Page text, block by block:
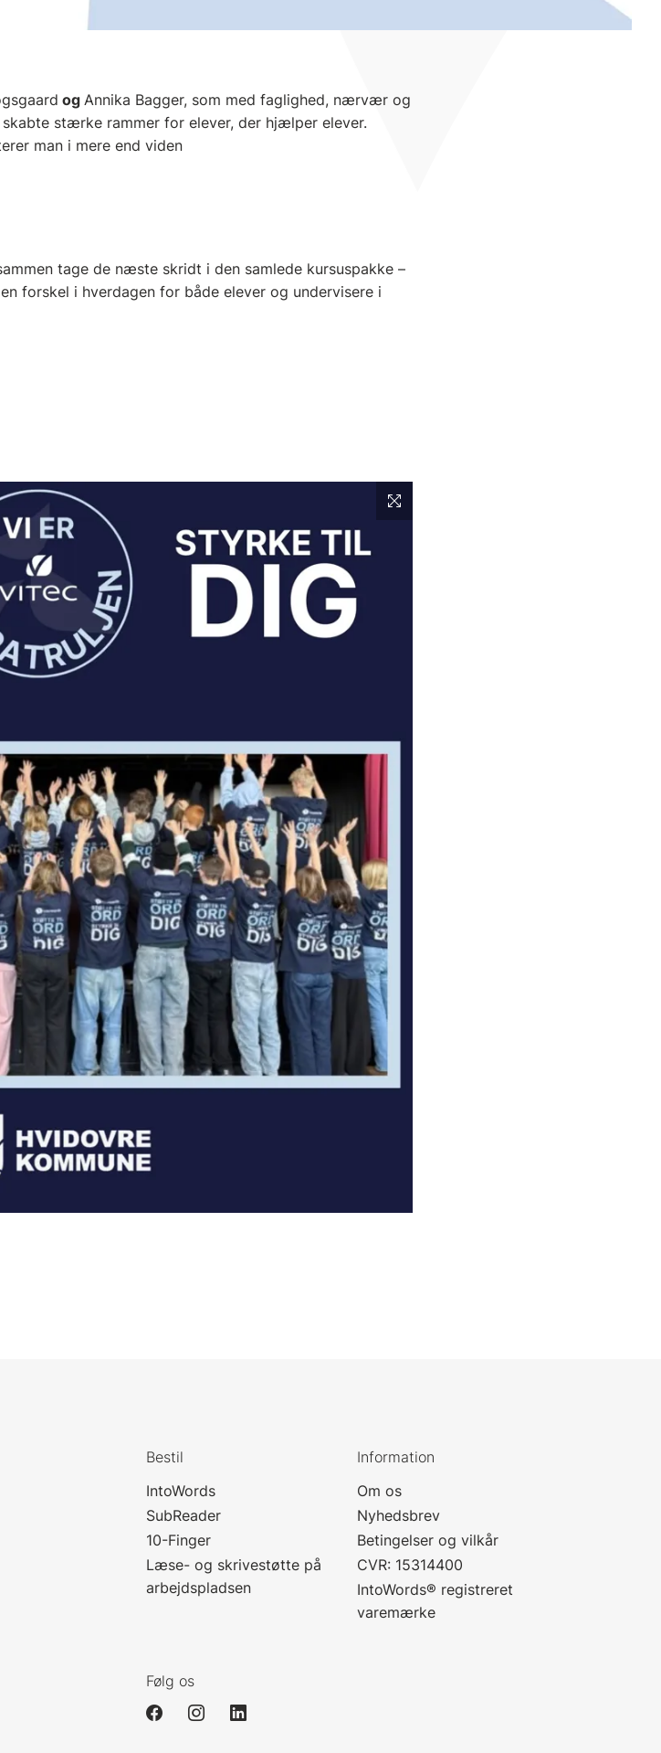
og Annika Bagger, som med faglighed, nærvær og
stærke rammer for elever, der hjælper elever.
man i mere end viden
tage de næste skridt i den samlede kursuspakke –
forskel i hverdagen for både elever og undervisere i
Bestil
IntoWords
SubReader
10-Finger
Læse- og skrivestøtte på
arbejdspladsen
Information
Om os
Nyhedsbrev
Betingelser og vilkår
CVR: 15314400
IntoWords® registreret
varemærke
Følg os